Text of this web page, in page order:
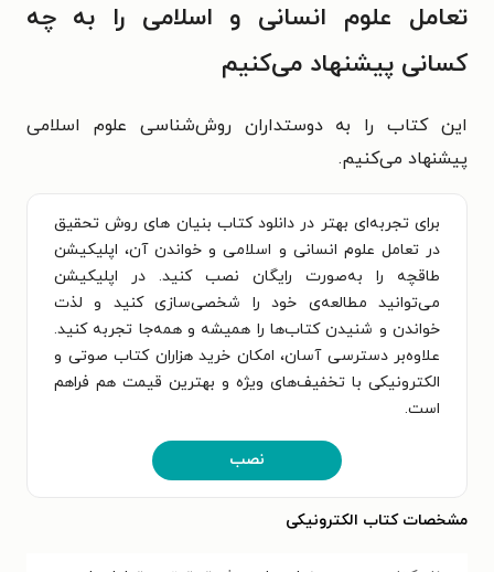
تعامل علوم انسانی و اسلامی را به چه
کسانی پیشنهاد می‌کنیم
این کتاب را به دوستداران روش‌شناسی علوم اسلامی
پیشنهاد می‌کنیم.
برای تجربه‌ای بهتر در دانلود کتاب بنیان های روش تحقیق
در تعامل علوم انسانی و اسلامی و خواندن آن، اپلیکیشن
طاقچه را به‌صورت رایگان نصب کنید. در اپلیکیشن
می‌توانید مطالعه‌ی خود را شخصی‌سازی کنید و لذت
خواندن و شنیدن کتاب‌ها را همیشه و همه‌جا تجربه کنید.
علاوه‌بر دسترسی آسان، امکان خرید هزاران کتاب صوتی و
الکترونیکی با تخفیف‌های ویژه و بهترین قیمت هم فراهم
است.
نصب
مشخصات کتاب الکترونیکی